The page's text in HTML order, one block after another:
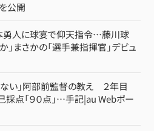
公開
勇人に球宴で仰天指令…藤川球
」まさかの「選手兼指揮官」デビュ
い」阿部前監督の教え ２年目
点「９０点」…手記|au Webポー